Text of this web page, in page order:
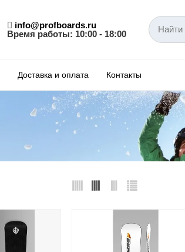
info@profboards.ru
Время работы: 10:00 - 18:00
Доставка и оплата Контакты